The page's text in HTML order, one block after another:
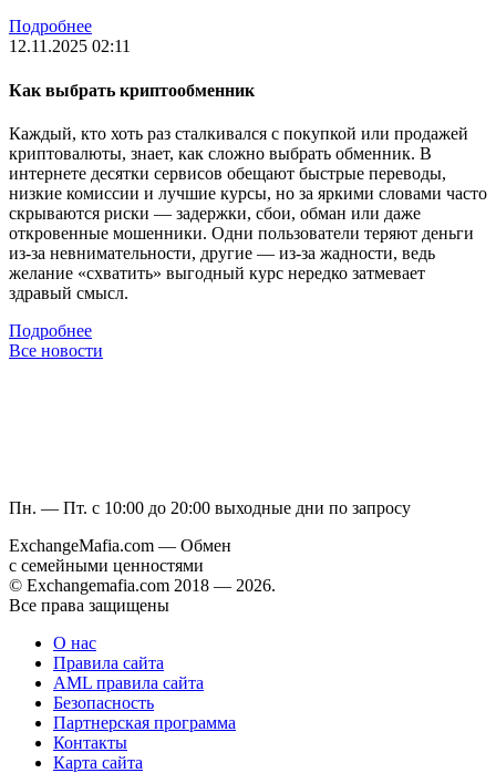
Подробнее
12.11.2025 02:11
Как выбрать криптообменник
Каждый, кто хоть раз сталкивался с покупкой или продажей
криптовалюты, знает, как сложно выбрать обменник. В
интернете десятки сервисов обещают быстрые переводы,
низкие комиссии и лучшие курсы, но за яркими словами часто
скрываются риски — задержки, сбои, обман или даже
откровенные мошенники. Одни пользователи теряют деньги
из-за невнимательности, другие — из-за жадности, ведь
желание «схватить» выгодный курс нередко затмевает
здравый смысл.
Подробнее
Все новости
Пн. — Пт. с 10:00 до 20:00 выходные дни по запросу
ExchangeMafia.com — Обмен
с семейными ценностями
© Exchangemafia.com 2018 — 2026.
Все права защищены
О нас
Правила сайта
AML правила сайта
Безопасность
Партнерская программа
Контакты
Карта сайта